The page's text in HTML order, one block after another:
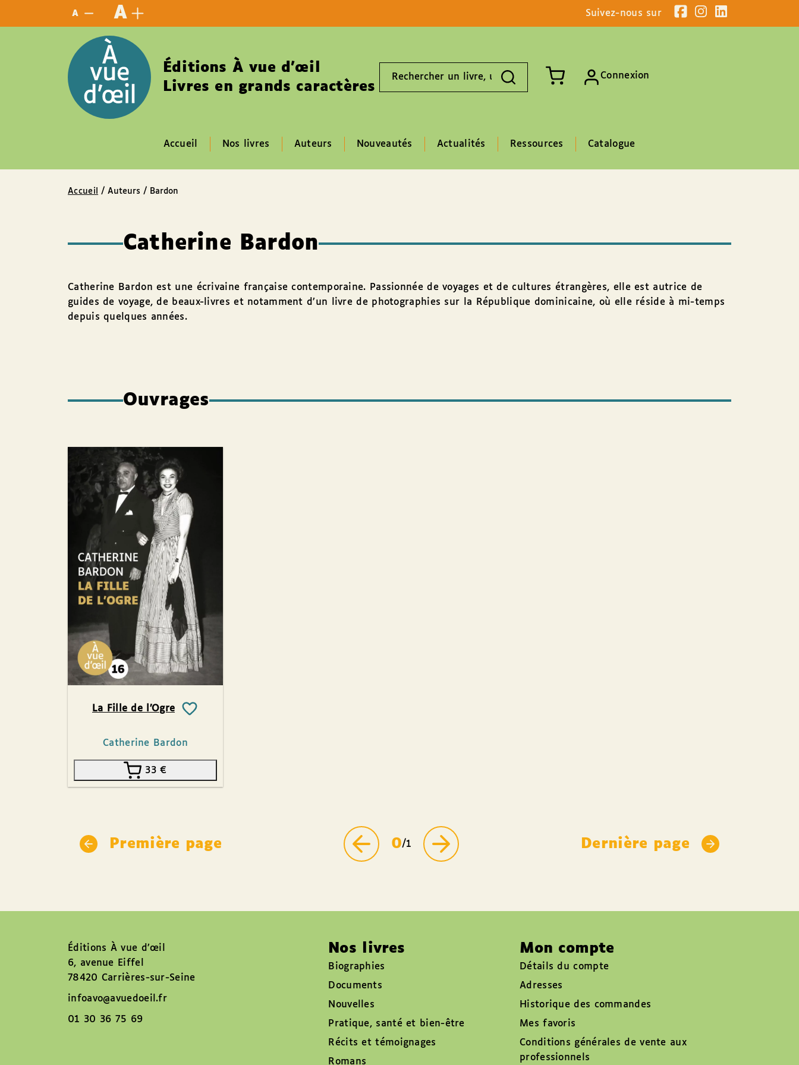
A A Suivez-nous sur
Éditions À vue d’œil
Livres en grands caractères livre,
Connexion
Accueil Nos livres Auteurs Nouveautés Actualités Ressources Catalogue
Accueil / Auteurs / Bardon
Catherine Bardon
Catherine Bardon est une écrivaine française contemporaine. Passionnée de voyages et de cultures étrangères, elle est autrice de
guides de voyage, de beaux-livres et notamment d’un livre de photographies sur la République dominicaine, où elle réside à mi-temps
depuis quelques années.
Ouvrages
La Fille de l’Ogre
Catherine Bardon
33€
Première page 0/1 Dernière page
Éditions À vue d’œil
6, avenue Eiffel
78420 Carrières-sur-Seine
infoavo@avuedoeil.fr
01 30 36 75 69
Nos livres
Biographies
Documents
Nouvelles
Pratique, santé et bien-être
Récits et témoignages
Romans
Mon compte
Détails du compte
Adresses
Historique des commandes
Mes favoris
Conditions générales de vente aux
professionnels
Panneau de gestion des cookies